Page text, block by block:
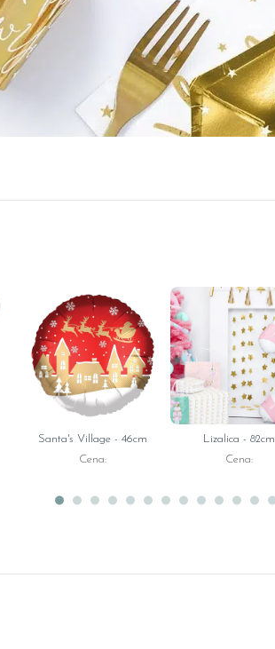
Santa's Village - 46cm
Cena:
Lizalica - 82cm
Cena: